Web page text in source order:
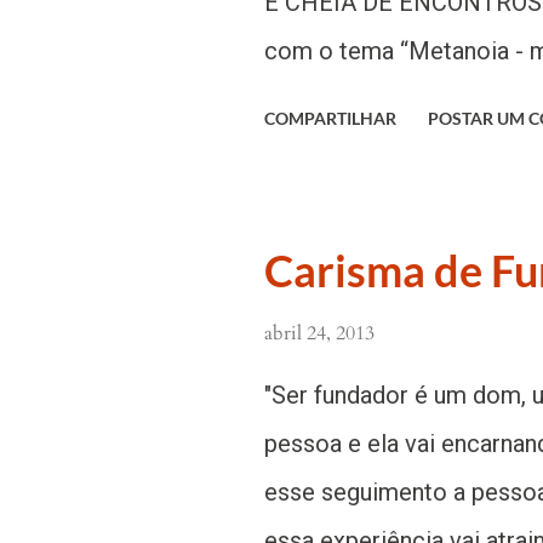
com o tema “Metanoia -
Graças/IBC) - 19:30h 17
25/05 Missão
06/06 Espaço Jovem –
o missionário Daniel
ARRAIÁ DO BENTÃO –
com início às 19:00h do
COMPARTILHAR POSTAR UM
Carisma de
abril 24, 2013
"Ser fundador é um dom,
pessoa e ela vai
esse seguimento a